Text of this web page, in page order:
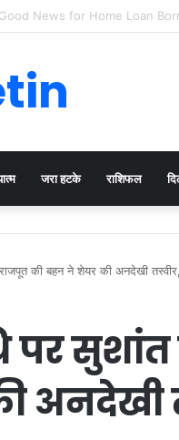
Cervical Cancer Prevention in
जरा हटके राशिफल
की बहन ने शेयर की अनदेखी
पर
अनदेखी